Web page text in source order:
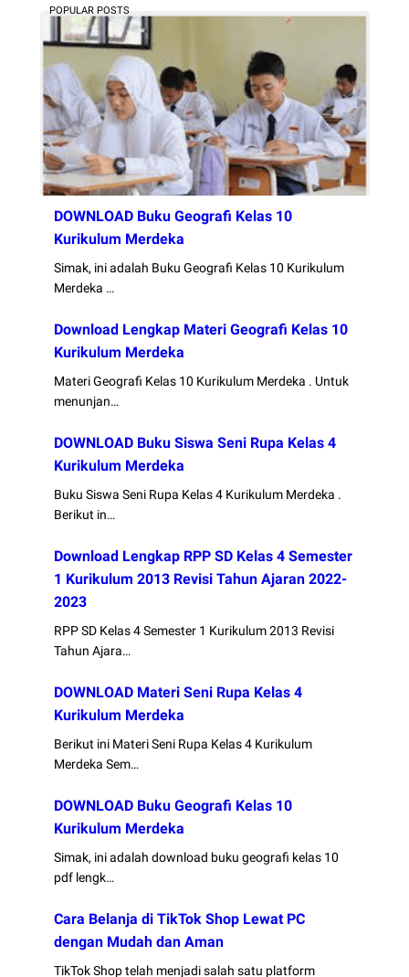
POPULAR POSTS
DOWNLOAD Buku Geografi Kelas 10
Kurikulum Merdeka
Simak, ini adalah Buku Geografi Kelas 10 Kurikulum
Merdeka …
Download Lengkap Materi Geografi Kelas 10
Kurikulum Merdeka
Materi Geografi Kelas 10 Kurikulum Merdeka . Untuk
menunjan…
DOWNLOAD Buku Siswa Seni Rupa Kelas 4
Kurikulum Merdeka
Buku Siswa Seni Rupa Kelas 4 Kurikulum Merdeka .
Berikut in…
Download Lengkap RPP SD Kelas 4 Semester
1 Kurikulum 2013 Revisi Tahun Ajaran 2022-
2023
RPP SD Kelas 4 Semester 1 Kurikulum 2013 Revisi
Tahun Ajara…
DOWNLOAD Materi Seni Rupa Kelas 4
Kurikulum Merdeka
Berikut ini Materi Seni Rupa Kelas 4 Kurikulum
Merdeka Sem…
DOWNLOAD Buku Geografi Kelas 10
Kurikulum Merdeka
Simak, ini adalah download buku geografi kelas 10
pdf lengk…
Cara Belanja di TikTok Shop Lewat PC
dengan Mudah dan Aman
TikTok Shop telah menjadi salah satu platform